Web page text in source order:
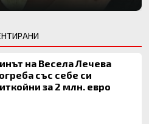
на Весела Лечева
със себе си
за 2 млн. евро